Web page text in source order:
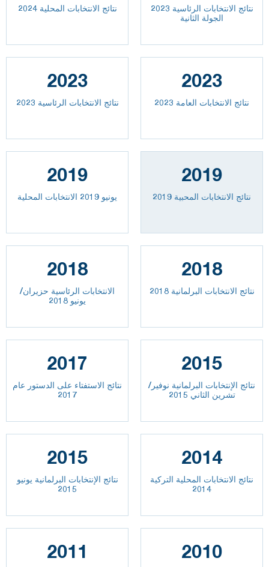
نتائج الانتخابات المحلية 2024
نتائج الانتخابات الرئاسية 2023
الجولة الثانية
2023
نتائج الانتخابات الرئاسية 2023
2023
2023 نتائج الانتخابات العامة
2019
يونيو 2019 الانتخابات المحلية
2019
نتائج الانتخابات المحبية 2019
2018
الانتخابات الرئاسية حزيران/
يونيو 2018
2018
نتائج الانتخابات البرلمانية 2018
2017
نتائج الاستفتاء على الدستور عام
2017
2015
نتائج الإنتخابات البرلمانية نوفير/
تشرين الثاني 2015
2015
نتائج الإنتخابات البرلمانية يونيو
2015
2014
نتائج الانتخابات المحلية التركية
2014
2011 2010